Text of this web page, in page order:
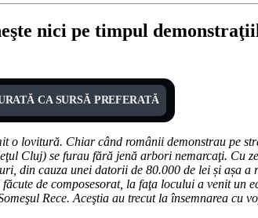
nici pe timpul
CA SURSĂ PREFERATĂ
o lovitură. Chiar când românii demonstrau pe
Cluj) se furau fără jenă arbori nemarcaţi. Cu
din cauza unei datorii de 80.000 de lei și așa
de composesorat, la faţa locului a venit un
Rece. Aceştia au trecut la însemnarea cu